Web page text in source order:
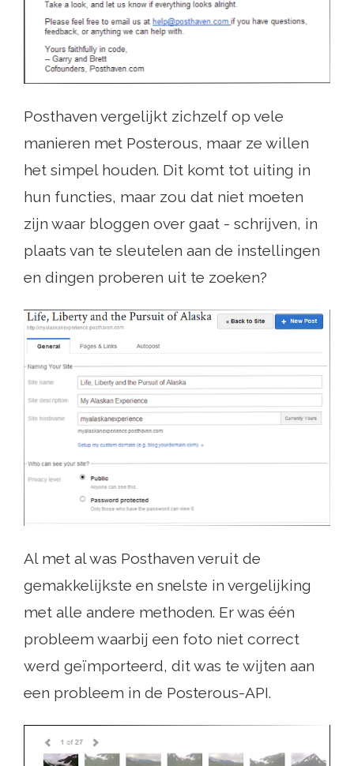
Posthaven vergelijkt zichzelf op vele
manieren met Posterous, maar ze willen
het simpel houden. Dit komt tot uiting in
hun functies, maar zou dat niet moeten
zijn waar bloggen over gaat - schrijven, in
plaats van te sleutelen aan de instellingen
en dingen proberen uit te zoeken?
Al met al was Posthaven veruit de
gemakkelijkste en snelste in vergelijking
met alle andere methoden. Er was één
probleem waarbij een foto niet correct
werd geïmporteerd, dit was te wijten aan
een probleem in de Posterous-API.